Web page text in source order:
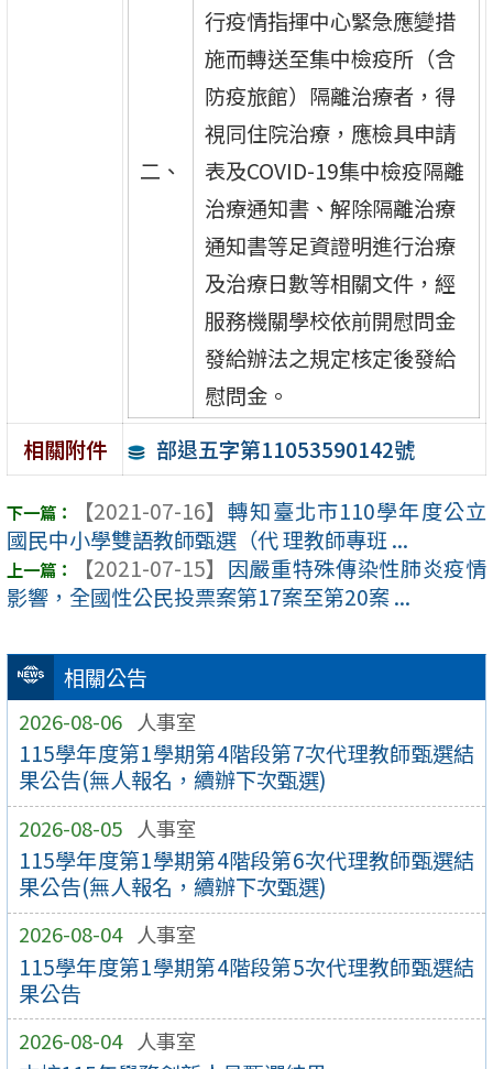
相關公告
2026-08-06 人事室
115學年度第1學期第4階段第7次代理教師甄選結
果公告(無人報名，續辦下次甄選)
2026-08-05 人事室
115學年度第1學期第4階段第6次代理教師甄選結
果公告(無人報名，續辦下次甄選)
2026-08-04 人事室
115學年度第1學期第4階段第5次代理教師甄選結
果公告
2026-08-04 人事室
二、
行疫情指揮中心緊急應變措
施而轉送至集中檢疫所（含
防疫旅館）隔離治療者，得
視同住院治療，應檢具申請
表及COVID-19集中檢疫隔離
治療通知書、解除隔離治療
通知書等足資證明進行治療
及治療日數等相關文件，經
服務機關學校依前開慰問金
發給辦法之規定核定後發給
慰問金。
相關附件
部退五字第11053590142號
【2021-07-16】 轉知臺北市110學年度公立
國民中小學雙語教師甄選（代 理教師專班 ...
【2021-07-15】 因嚴重特殊傳染性肺炎疫情
影響，全國性公民投票案第17案至第20案 ...